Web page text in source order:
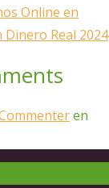
Online en
Real 2024
en